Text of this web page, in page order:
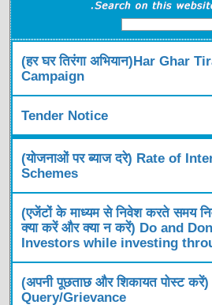
(हर घर तिरंगा अभियान)Har Ghar
Campaign
Tender Notice
(योजनाओं पर ब्याज दरे) Rate of
Schemes
(एजेंटों के माध्यम से निवेश करते समय
क्या करें और क्या न करें) Do and
Investors while investing
(अपनी पूछताछ और शिकायत पोस्ट
Query/Grievance